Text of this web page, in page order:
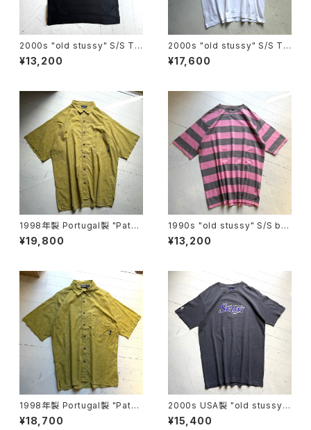
2000s "old stussy" S/S T-
shirt
¥13,200
2000s "old stussy" S/S T-
shirt
¥17,600
1998年製 Portugal製 "Patag
onia" A/C print shirt
¥19,800
1990s "old stussy" S/S bo
arder T-shirt
¥13,200
1998年製 Portugal製 "Patag
onia" AC print shirt
¥18,700
2000s USA製 "old stussy"
S/S T-shirt
¥15,400